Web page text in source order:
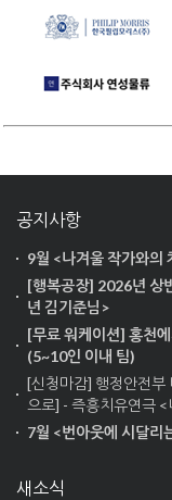
공지사항
9월 <나겨울 작가와의
[행복공장] 2026년 상
년 김기준님>
[무료 워케이션] 홍천
(5~10인 이내 팀)
[신청마감] 행정안전부
으로] - 즉흥치유연극
7월 <번아웃에 시달리
새소식